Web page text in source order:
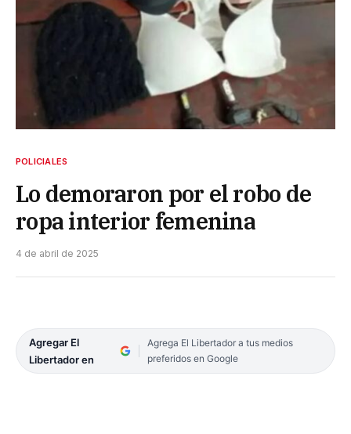
POLICIALES
Lo demoraron por el robo de
ropa interior femenina
4 de abril de 2025
Agregar El
Libertador en
Agrega El Libertador a tus medios
preferidos en Google